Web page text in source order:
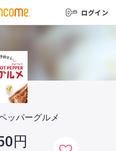
ログイン
ッパーグルメ
円